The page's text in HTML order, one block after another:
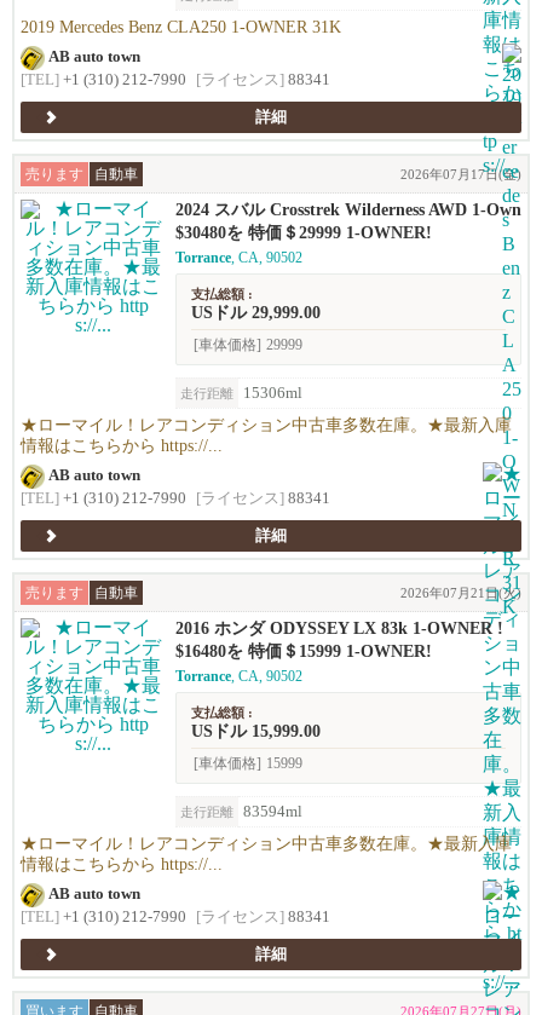
2019 Mercedes Benz CLA250 1-OWNER 31K
AB auto town
[TEL] +1 (310) 212-7990 [ライセンス] 88341
詳細
売ります 自動車 2026年07月17日(金)
2024 スバル Crosstrek Wilderness AWD 1-Own
er!!
$30480を 特価＄29999 1-OWNER!
Torrance, CA, 90502
支払総額 :
USドル 29,999.00
[車体価格] 29999
走行距離 15306ml
★ローマイル！レアコンディション中古車多数在庫。★最新入庫
情報はこちらから https://...
AB auto town
[TEL] +1 (310) 212-7990 [ライセンス] 88341
詳細
売ります 自動車 2026年07月21日(火)
2016 ホンダ ODYSSEY LX 83k 1-OWNER !
$16480を 特価＄15999 1-OWNER!
Torrance, CA, 90502
支払総額 :
USドル 15,999.00
[車体価格] 15999
走行距離 83594ml
★ローマイル！レアコンディション中古車多数在庫。★最新入庫
情報はこちらから https://...
AB auto town
[TEL] +1 (310) 212-7990 [ライセンス] 88341
詳細
買います 自動車 2026年07月27日(月)